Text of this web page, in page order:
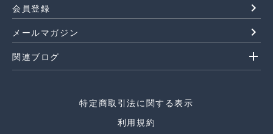
会員登録 navigate_next
メールマガジン navigate_next
関連ブログ add
特定商取引法に関する表示
利用規約